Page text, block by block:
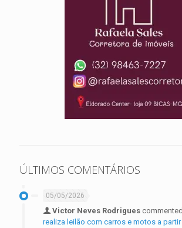
ÚLTIMOS COMENTÁRIOS
05/05/2026
Victor Neves Rodrigues
realiza leilão com carros e motos a partir